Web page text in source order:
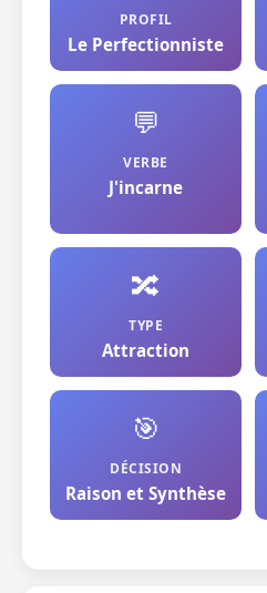
PROFIL
Le Perfectionniste
💬
VERBE
J'incarne
🔀
TYPE
Attraction
🎯
DÉCISION
Raison et Synthèse